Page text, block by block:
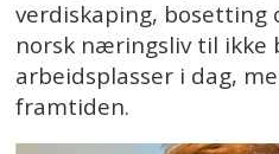
verdiskaping, bosetting
norsk næringsliv til ikke
arbeidsplasser i dag,
framtiden.